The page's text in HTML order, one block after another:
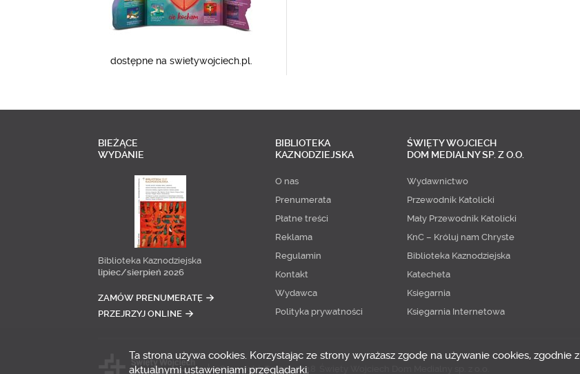
dostępne na swietywojciech.pl.
BIEŻĄCE
WYDANIE
Biblioteka Kaznodziejska
lipiec/sierpień 2026
ZAMÓW PRENUMERATĘ
PRZEJRZYJ ONLINE
BIBLIOTEKA
KAZNODZIEJSKA
O nas
Prenumerata
Płatne treści
Reklama
Regulamin
Kontakt
Wydawca
Polityka prywatności
ŚWIĘTY WOJCIECH
DOM MEDIALNY SP. Z O.O.
Wydawnictwo
Przewodnik Katolicki
Mały Przewodnik Katolicki
KnC – Króluj nam Chryste
Biblioteka Kaznodziejska
Katecheta
Księgarnia
Księgarnia Internetowa
Copyright © 2014-2018
Ta strona używa cookies. Korzystając ze strony wyrażasz zgodę na używanie cookies, zgodnie z
aktualnymi ustawieniami przeglądarki.